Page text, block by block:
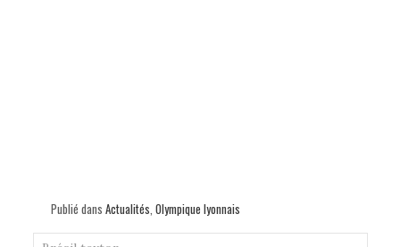
Publié dans Actualités Olympique lyonnais